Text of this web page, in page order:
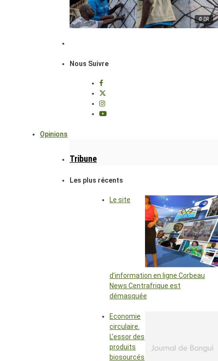
© DR
Nous Suivre
Opinions
Tribune
Les plus récents
Le site
d’information en ligne Corbeau
News Centrafrique est
démasquée
Economie
circulaire.
L’essor des
produits
biosourcés